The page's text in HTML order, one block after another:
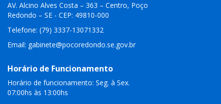
AV. Alcino Alves Costa – 363 – Centro, Poço
Redondo – SE - CEP: 49810-000
Telefone: (79) 3337-13071332
Email: gabinete@pocoredondo.se.gov.br
Horário de Funcionamento
Horário de funcionamento: Seg. à Sex.
07:00hs às 13:00hs